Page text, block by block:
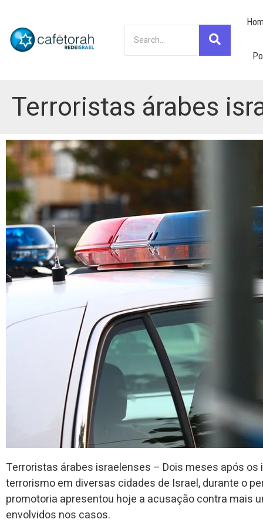
Terroristas árabes
Terroristas árabes israelenses – Dois meses após
terrorismo em diversas cidades de Israel, durante o
promotoria apresentou hoje a acusação contra mais
envolvidos nos casos.